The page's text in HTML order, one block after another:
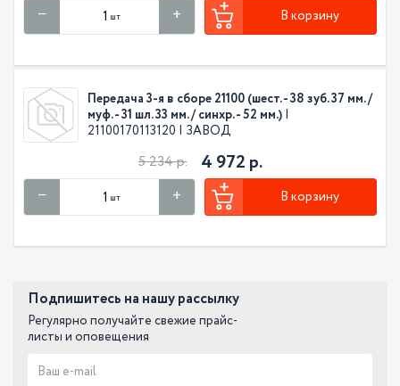
шт В корзину
Передача 3-я в сборе 21100 (шест. - 38 зуб. 37 мм. /
муф. - 31 шл. 33 мм. / синхр. - 52 мм.) |
21100170113120 | ЗАВОД
5 234 р. 4 972 р.
шт В корзину
Подпишитесь на нашу рассылку
Регулярно получайте свежие прайс-
листы и оповещения